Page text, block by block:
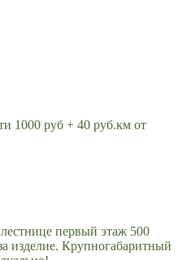
1000 руб + 40 руб.км от
первый этаж 500
изделие. Крупногабаритный